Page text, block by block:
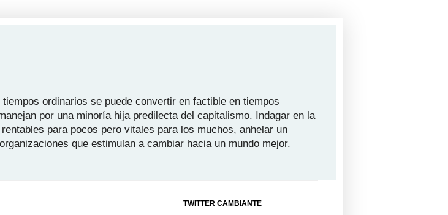
ordinarios se puede convertir en factible en tiempos
por una minoría hija predilecta del capitalismo. Indagar en la
para pocos pero vitales para los muchos, anhelar un
que estimulan a cambiar hacia un mundo mejor.
TWITTER CAMBIANTE